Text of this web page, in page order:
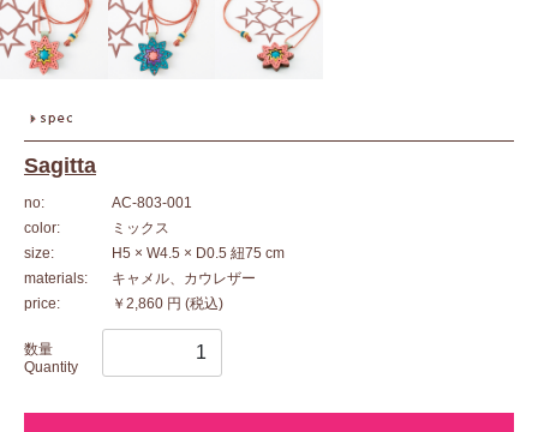
Sagitta
no:
AC-803-001
color:
ミックス
size:
H5 × W4.5 × D0.5 紐75 cm
materials:
キャメル、カウレザー
price:
￥2,860 円 (税込)
数量
Quantity